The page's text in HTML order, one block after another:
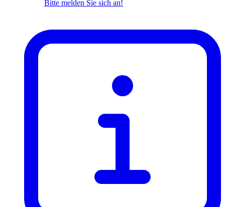
Bitte melden Sie sich an!